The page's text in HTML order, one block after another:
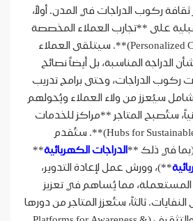
ركوب الدراجات في المدن. أولاً،
على **تجارب العملاء المخصصة
(Personalized Customer Experiences)**. سيتلقى العملاء
المناسبة، بل أيضاً نصائح
ركوب الدراجات، وحتى برامج تدريب
سيُعزز من ولاء العملاء ويُحولهم
ستُصبح المتاجر **مراكز للخدمات
المستدامة (Hubs for Sustainable Services)**. ستُقدم
(بما في ذلك **الدراجات الكهربائية**
**)، وورش عمل لإعادة التدوير،
المستعملة، مما يُساهم في تعزيز
النفايات. ثالثاً، ستُعزز المتاجر من دورها